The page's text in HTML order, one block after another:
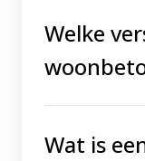
Welke
Wat is